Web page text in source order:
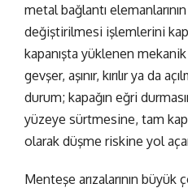
metal bağlantı
değiştirilmesi işlemlerini
kapanışta yüklenen
gevşer, aşınır, kırılır ya da
durum; kapağın eğri
yüzeye sürtmesine, tam
olarak düşme riskine yol
Menteşe arızalarının büyük